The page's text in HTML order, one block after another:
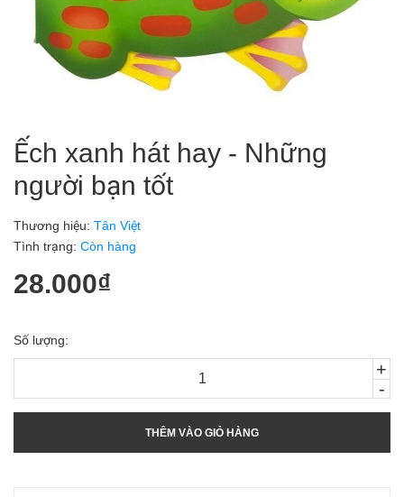
Ếch xanh hát hay - Những
người bạn tốt
Thương hiệu: Tân Việt
Tình trạng: Còn hàng
28.000₫
Số lượng:
-
+
THÊM VÀO GIỎ HÀNG